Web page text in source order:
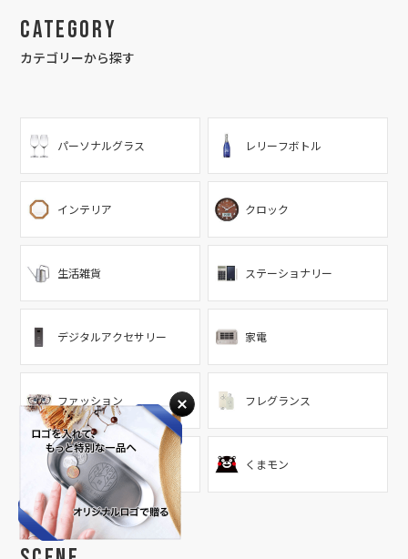
Category
カテゴリーから探す
パーソナルグラス レリーフボトル
インテリア クロック
生活雑貨 ステーショナリー
デジタルアクセサリー 家電
ファッション フレグランス
ソノホカ くまモン